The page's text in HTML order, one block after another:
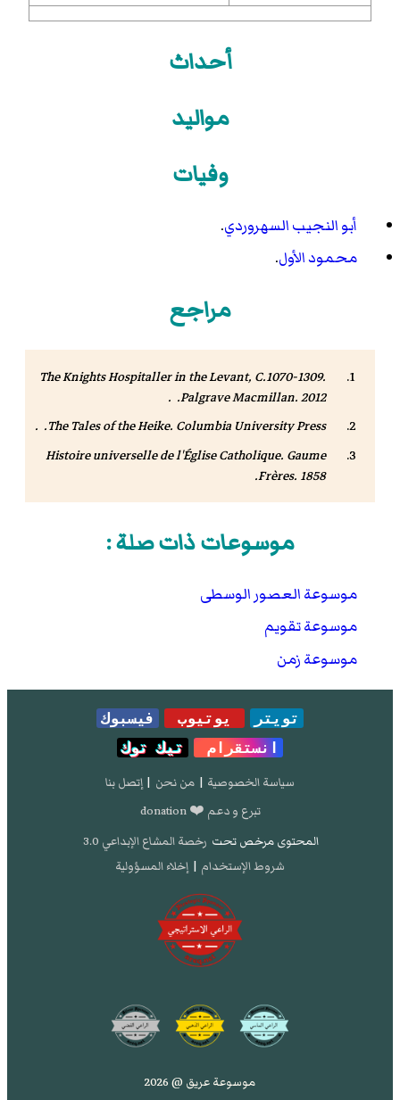
أحداث
مواليد
وفيات
أبو النجيب السهروردي.
محمود الأول.
مراجع
The Knights Hospitaller in the Levant, C.1070-1309.
Palgrave Macmillan. 2012. .
The Tales of the Heike. Columbia University Press. .
Histoire universelle de l'Église Catholique. Gaume
Frères. 1858.
موسوعات ذات صلة :
موسوعة العصور الوسطى
موسوعة تقويم
موسوعة زمن
تويتر يوتيوب
فيسبوك
انستقرام
تيك توك
سياسة الخصوصية | من نحن | إتصل بنا
تبرع و دعم ❤️ donation
المحتوى مرخص تحت رخصة المشاع الإبداعي 3.0
شروط الإستخدام | إخلاء المسؤولية
موسوعة عريق @ 2026